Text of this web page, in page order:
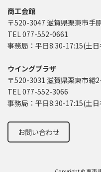
商工会館
〒520-3047 滋賀県栗東市手
TEL 077-552-0661
事務局：平日8:30-17:15(土
ウイングプラザ
〒520-3031 滋賀県栗東市綣
TEL 077-552-3066
事務局：平日8:30-17:15(土
お問い合わせ